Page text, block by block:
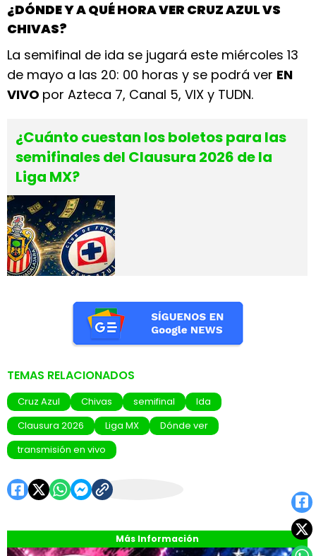
Más Información
¿DÓNDE Y A QUÉ HORA VER CRUZ AZUL VS
CHIVAS?
La semifinal de ida se jugará este miércoles 13
de mayo a las 20: 00 horas y se podrá ver EN
VIVO por Azteca 7, Canal 5, VIX y TUDN.
¿Cuánto cuestan los boletos para las
semifinales del Clausura 2026 de la
Liga MX?
TEMAS RELACIONADOS
Cruz Azul Chivas semifinal
Ida
Clausura 2026
Liga MX
Dónde ver
transmisión en vivo